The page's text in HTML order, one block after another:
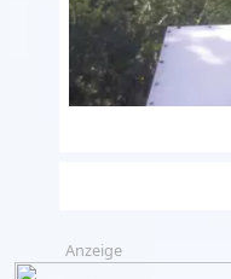
Anzeige